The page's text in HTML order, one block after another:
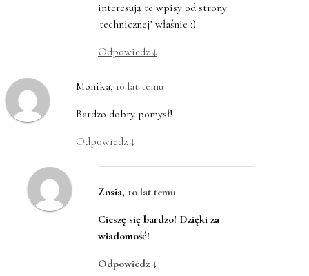
interesują te wpisy od strony
'technicznej’ właśnie :)
Odpowiedz ↓
Monika, 10 lat temu
Bardzo dobry pomysł!
Odpowiedz ↓
Zosia, 10 lat temu
Cieszę się bardzo! Dzięki za
wiadomość!
Odpowiedz ↓